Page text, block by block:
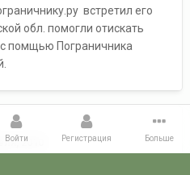
встретил его
обл. помогли отискать
помщью Пограничника
2010
Войти Регистрация Больше